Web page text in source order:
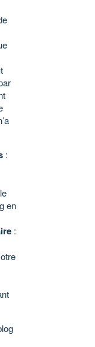
:
en
: